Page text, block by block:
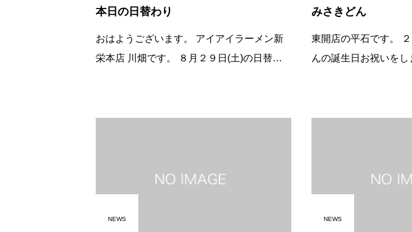
本日の日替わり
おはようございます。 アイアイラーメン新
栄本店 川畑です。 ８月２９日(土)の日替わ
性ばっちり
みさきどん
東開店の平石です。 ２日早いですが美咲ど
んの誕生日お祝いをしました
NEWS NEWS